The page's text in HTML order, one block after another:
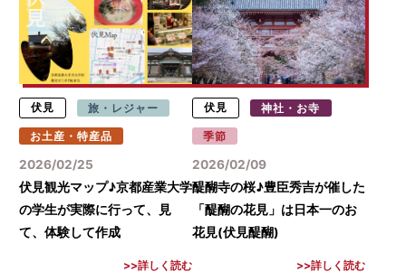
伏見 旅・レジャー
お土産・特産品
2026/02/25
伏見観光マップ♪京都産業大学
の学生が実際に行って、見
て、体験して作成
詳しく読む
伏見 神社・お寺
季節
2026/02/09
醍醐寺の桜♪豊臣秀吉が催した
「醍醐の花見」は日本一のお
花見(伏見醍醐)
詳しく読む